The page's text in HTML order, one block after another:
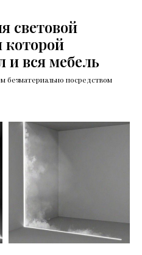
световой
и вся мебель
безматериально посредством